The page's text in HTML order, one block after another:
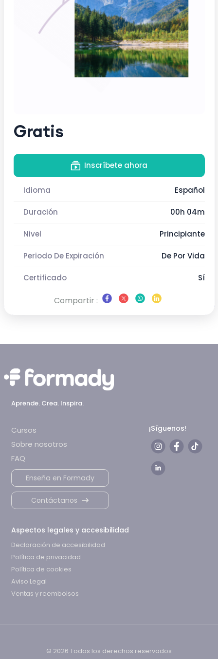
Gratis
Inscríbete ahora
Idioma Español
Duración 00h 04m
Nivel Principiante
Periodo De Expiración De Por Vida
Certificado Sí
Compartir :
Aprende. Crea. Inspira.
Cursos
Sobre nosotros
FAQ
Enseña en Formady
Contáctanos
¡Síguenos!
Aspectos legales y accesibilidad
Declaración de accesibilidad
Política de privacidad
Política de cookies
Aviso Legal
Ventas y reembolsos
© 2026 Todos los derechos reservados